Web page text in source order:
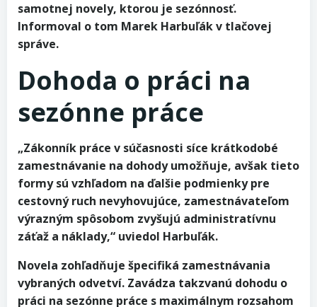
samotnej novely, ktorou je sezónnosť.
Informoval o tom Marek Harbuľák v tlačovej
správe.
Dohoda o práci na
sezónne práce
„Zákonník práce v súčasnosti síce krátkodobé
zamestnávanie na dohody umožňuje, avšak tieto
formy sú vzhľadom na ďalšie podmienky pre
cestovný ruch nevyhovujúce, zamestnávateľom
výrazným spôsobom zvyšujú administratívnu
záťaž a náklady,“ uviedol Harbuľák.
Novela zohľadňuje špecifiká zamestnávania
vybraných odvetví. Zavádza takzvanú dohodu o
práci na sezónne práce s maximálnym rozsahom